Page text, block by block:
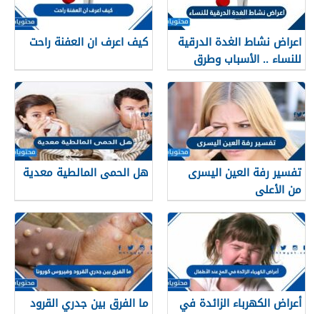
اعراض نشاط الغدة الدرقية
للنساء .. الأسباب وطرق
العلاج
كيف اعرف ان العفنة راحت
تفسير رفة العين اليسرى
من الأعلى
هل الحمى المالطية معدية
أعراض الكهرباء الزائدة في
ما الفرق بين جدري القرود